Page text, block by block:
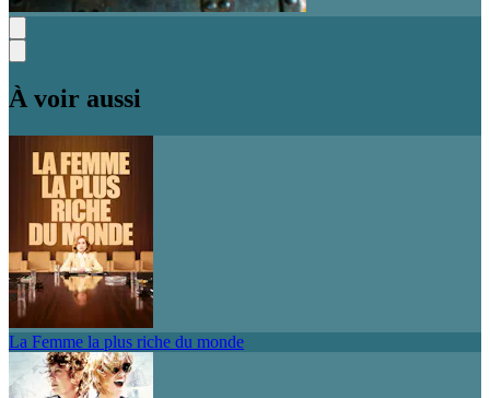
À voir aussi
La Femme la plus riche du monde